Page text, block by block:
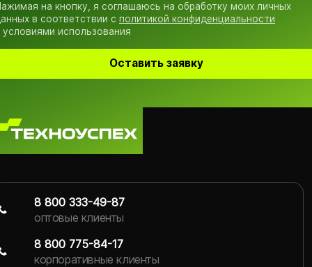
на кнопку, я соглашаюсь на обработку моих личных
в соответствии с политикой конфиденциальности
условиями использования
Оставить заявку
8 800 333-49-87
оптовые клиенты
8 800 775-84-17
корпоративные клиенты